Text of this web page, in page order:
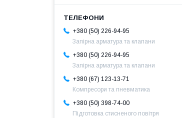
+380 (50) 226-94-95
Запірна арматура та клапани
+380 (50) 226-94-95
Запірна арматура та клапани
+380 (67) 123-13-71
Компресори та пневматика
+380 (50) 398-74-00
Підготовка стисненого повітря